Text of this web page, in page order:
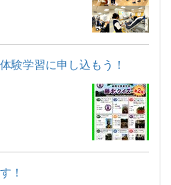
験学習に申し込もう！
！